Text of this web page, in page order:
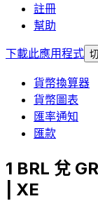
註冊
幫助
下載此應用程式
貨幣換算器
貨幣圖表
匯率通知
匯款
1 BRL 兌
| XE